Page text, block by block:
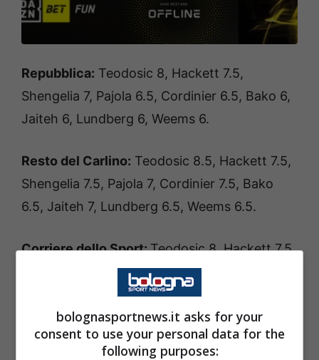
Repubblica: Teodosic 8, Hackett 7.5,
Shengelia 7, Pajola 6.5, Cordinier 6.5, Bako 6,
Jaiteh 6, Lundberg 6, Weems 6.
Resto del Carlino: Teodosic 8.5, Hackett 7.5,
Shengelia 7.5, Pajola 7, Cordinier 7.5, Bako
6.5, Jaiteh 7, Lundberg 6.5, Weems 6.5.
Corriere dello Sport:Teodosic 8, Hackett 7.5,
Shengelia 7.5, Pajola 6, Cordinier 7.5, Bako 6,
Jaiteh 6.5, Lundberg 5.5, Weems 6.
GUARDA GLI HIGHLIGHTS DELLA PARTITA:
bolognasportnews.it asks for your
consent to use your personal data for the
following purposes: